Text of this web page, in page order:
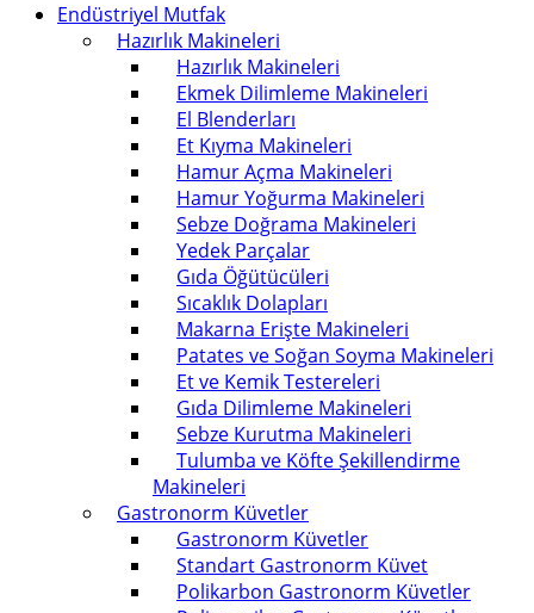
Endüstriyel Mutfak
Hazırlık Makineleri
Hazırlık Makineleri
Ekmek Dilimleme Makineleri
El Blenderları
Et Kıyma Makineleri
Hamur Açma Makineleri
Hamur Yoğurma Makineleri
Sebze Doğrama Makineleri
Yedek Parçalar
Gıda Öğütücüleri
Sıcaklık Dolapları
Makarna Erişte Makineleri
Patates ve Soğan Soyma Makineleri
Et ve Kemik Testereleri
Gıda Dilimleme Makineleri
Sebze Kurutma Makineleri
Tulumba ve Köfte Şekillendirme
Makineleri
Gastronorm Küvetler
Gastronorm Küvetler
Standart Gastronorm Küvet
Polikarbon Gastronorm Küvetler